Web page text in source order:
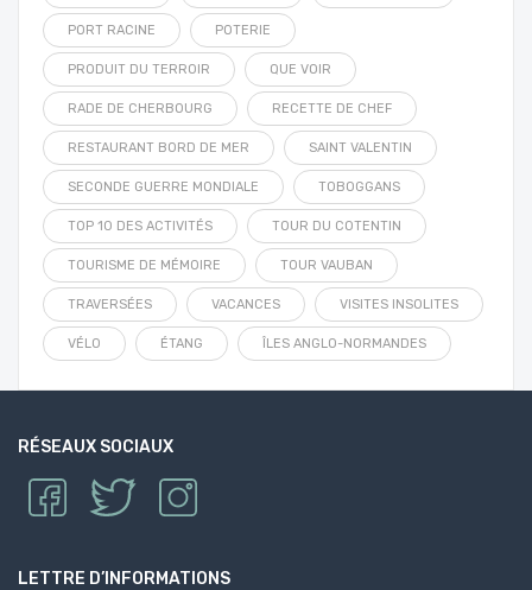
PORT RACINE POTERIE
PRODUIT DU TERROIR QUE VOIR
RADE DE CHERBOURG RECETTE DE CHEF
RESTAURANT BORD DE MER SAINT VALENTIN
SECONDE GUERRE MONDIALE TOBOGGANS
TOP 10 DES ACTIVITÉS TOUR DU COTENTIN
TOURISME DE MÉMOIRE TOUR VAUBAN
TRAVERSÉES VACANCES VISITES INSOLITES
VÉLO ÉTANG ÎLES ANGLO-NORMANDES
RÉSEAUX SOCIAUX
LETTRE D’INFORMATIONS